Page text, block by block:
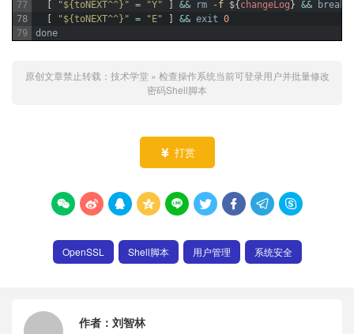
77
78
79
"${toNEXT^^}" = "Y" && rm - f ${ changeLog } &&
break
"${toNEXT^^}" = "E" && exit 0
done
原创文章禁止转载： 技术学堂» 检查操作系统当前可登录用户并批量修改
密码Shell脚本
 打赏
        
OpenSSL Shell脚本 用户管理 系统安全
作者： 刘智林